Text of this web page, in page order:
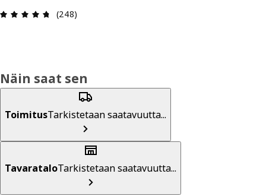
: 4.7 / 5 tähteä. Arvostelut yhteensä: 248
(248)
Näin saat sen
ToimitusTarkistetaan saatavuutta...
TavarataloTarkistetaan saatavuutta...